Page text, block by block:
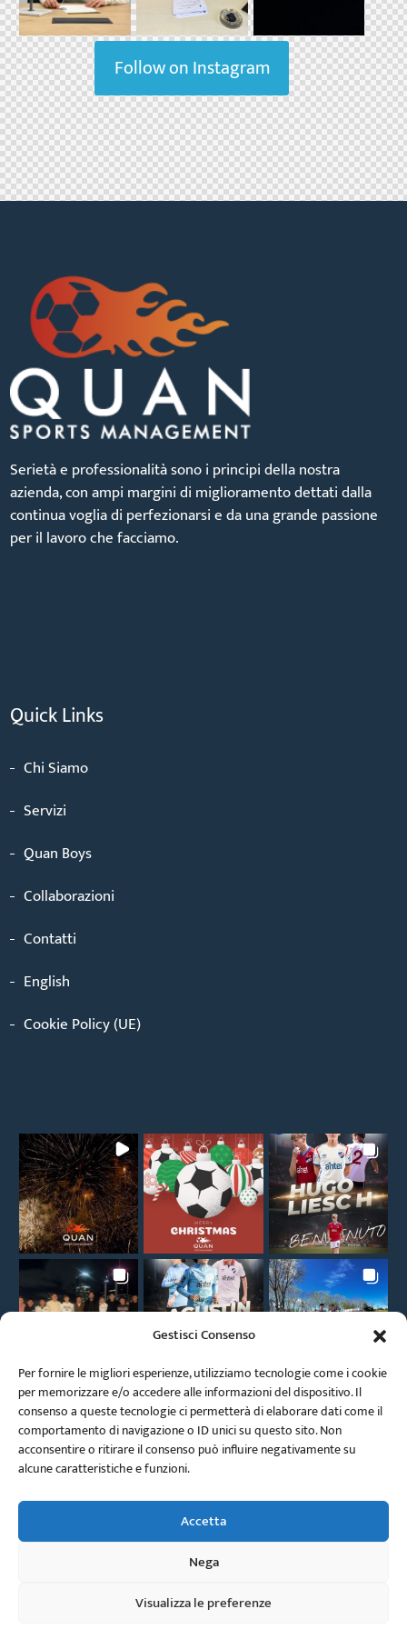
Gestisci Consenso
Per fornire le migliori esperienze, utilizziamo tecnologie come i cookie
per memorizzare e/o accedere alle informazioni del dispositivo. Il
consenso a queste tecnologie ci permetterà di elaborare dati come il
comportamento di navigazione o ID unici su questo sito. Non
acconsentire o ritirare il consenso può influire negativamente su
alcune caratteristiche e funzioni.
Accetta
Nega
Visualizza le preferenze
Follow on Instagram
Serietà e professionalità sono i principi della nostra
azienda, con ampi margini di miglioramento dettati dalla
continua voglia di perfezionarsi e da una grande passione
per il lavoro che facciamo.
Quick Links
Chi Siamo
Servizi
Quan Boys
Collaborazioni
Contatti
English
Cookie Policy (UE)